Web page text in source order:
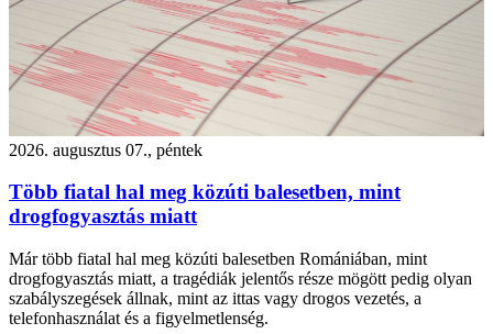
2026. augusztus 07., péntek
Több fiatal hal meg közúti balesetben, mint
drogfogyasztás miatt
Már több fiatal hal meg közúti balesetben Romániában, mint
drogfogyasztás miatt, a tragédiák jelentős része mögött pedig olyan
szabályszegések állnak, mint az ittas vagy drogos vezetés, a
telefonhasználat és a figyelmetlenség.